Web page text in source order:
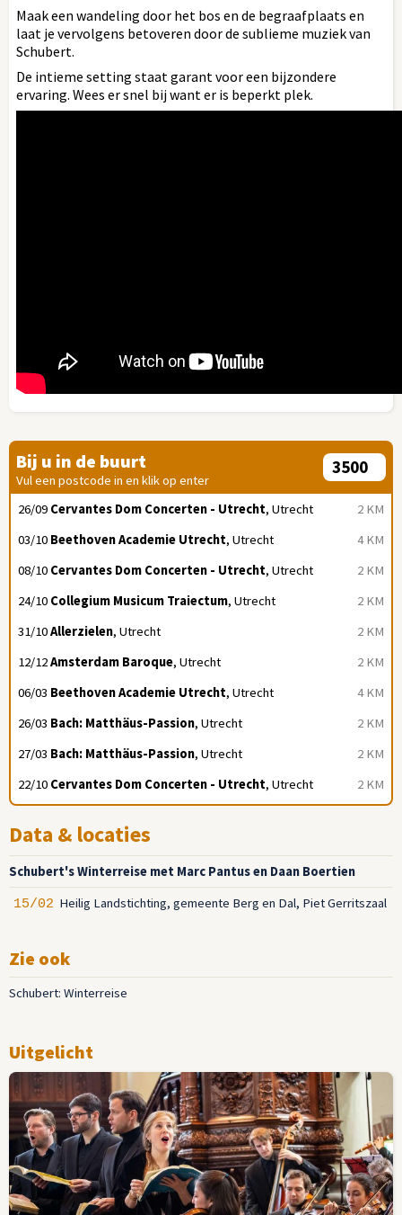
Maak een wandeling door het bos en de begraafplaats en
laat je vervolgens betoveren door de sublieme muziek van
Schubert.
De intieme setting staat garant voor een bijzondere
ervaring. Wees er snel bij want er is beperkt plek.
Bij u in de buurt
Vul een postcode in en klik op enter
2 KM
26/09 Cervantes Dom Concerten - Utrecht, Utrecht
4 KM
03/10 Beethoven Academie Utrecht, Utrecht
2 KM
08/10 Cervantes Dom Concerten - Utrecht, Utrecht
2 KM
24/10 Collegium Musicum Traiectum, Utrecht
2 KM
31/10Allerzielen, Utrecht
2 KM
12/12Amsterdam Baroque, Utrecht
4 KM
06/03 Beethoven Academie Utrecht, Utrecht
2 KM
26/03 Bach: Matthäus-Passion, Utrecht
2 KM
27/03 Bach: Matthäus-Passion, Utrecht
2 KM
22/10 Cervantes Dom Concerten - Utrecht, Utrecht
Data & locaties
Schubert's Winterreise met Marc Pantus en Daan Boertien
15/02 Heilig Landstichting, gemeente Berg en Dal, Piet Gerritszaal
Zie ook
Schubert: Winterreise
Uitgelicht